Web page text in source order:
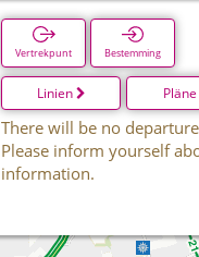
Vertrekpunt Bestemming
Linien Pläne
There will be no
Please inform yourself
information.